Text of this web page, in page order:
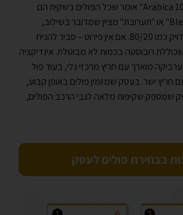
לשתות. כיתוב "100% Arabica" אומר שכל הפולים בשקית הם
ערביקה. כיתוב "Blend" או "תערובת" מציין שמדובר בשילוב,
ולעיתים מצוין יחס מדויק כמו 80/20. אם אין פירוט – סביר להניח
רובוסטה בכמות לא מבוטלת. אינדיקציה
ערביקה מוארך עם חריץ מרכזי גלי, בעוד פול
חריץ ישר. בעסק שמזמין פולים באופן קבוע,
שמספק שקיפות מלאה לגבי הרכב הפולים,
בבחירת פולים לעסק